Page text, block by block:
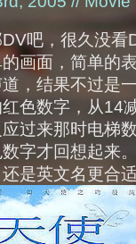
吧，很久没看
画面，简单的
，结果不过是
色数字，从14
过来那时电梯
字才回想起来
是英文名更合